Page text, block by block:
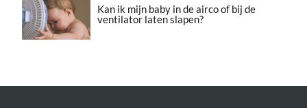
Kan ik mijn baby in de airco of bij de
ventilator laten slapen?